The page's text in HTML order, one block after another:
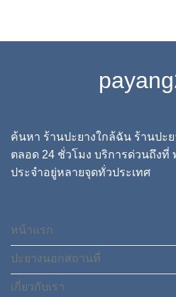
ค้นหา ร้านปะยางใกล้ฉัน ร้านปะ
ตลอด 24 ชั่วโมง บริการด่วนถึง
ประจำอยู่หลายจุดทั่วประเทศ
หน้าแรก
ปะยางนอกสถานที่
เกี่ยวกับเรา